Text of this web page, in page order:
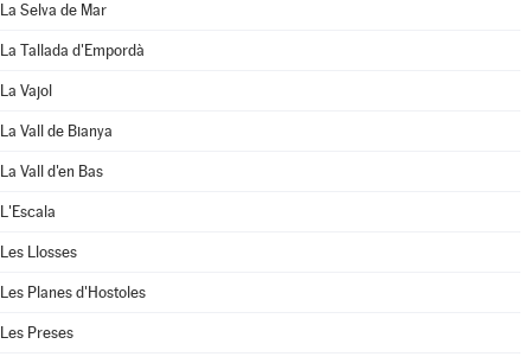
La Selva de Mar
La Tallada d'Empordà
La Vajol
La Vall de Bianya
La Vall d'en Bas
L'Escala
Les Llosses
Les Planes d'Hostoles
Les Preses